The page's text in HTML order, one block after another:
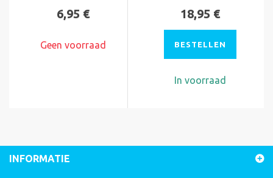
6,95 €
Geen voorraad
18,95 €
BESTELLEN
In voorraad
INFORMATIE